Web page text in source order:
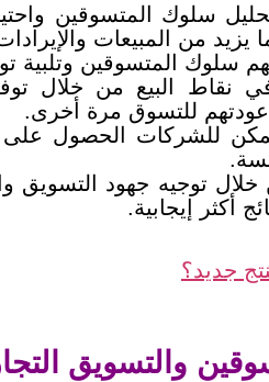
سلوك المتسوقين
يزيد من المبيعات
سلوك المتسوقين وتلبية
نقاط البيع من خلال
عودتهم للتسوق مرة أخرى.
للشركات الحصول على
توجيه جهود التسويق
أكثر إيجابية.
جديد؟
والتسويق